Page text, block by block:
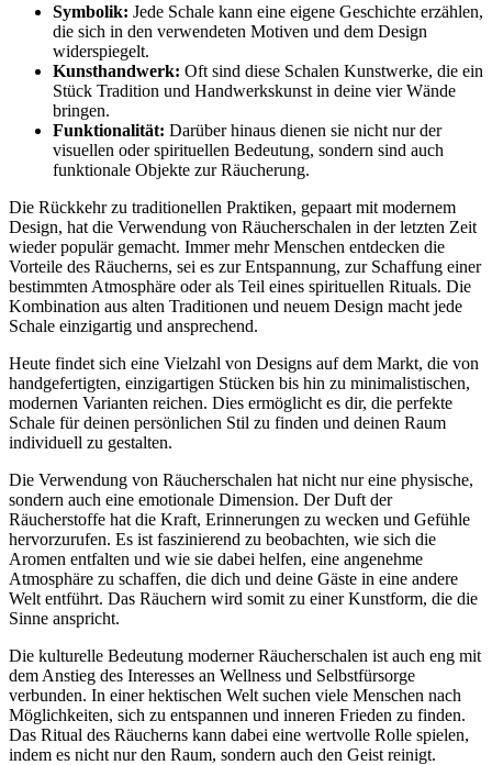
Symbolik: Jede Schale kann eine eigene Geschichte erzählen,
die sich in den verwendeten Motiven und dem Design
widerspiegelt.
Kunsthandwerk: Oft sind diese Schalen Kunstwerke, die ein
Stück Tradition und Handwerkskunst in deine vier Wände
bringen.
Funktionalität: Darüber hinaus dienen sie nicht nur der
visuellen oder spirituellen Bedeutung, sondern sind auch
funktionale Objekte zur Räucherung.
Die Rückkehr zu traditionellen Praktiken, gepaart mit modernem
Design, hat die Verwendung von Räucherschalen in der letzten Zeit
wieder populär gemacht. Immer mehr Menschen entdecken die
Vorteile des Räucherns, sei es zur Entspannung, zur Schaffung einer
bestimmten Atmosphäre oder als Teil eines spirituellen Rituals. Die
Kombination aus alten Traditionen und neuem Design macht jede
Schale einzigartig und ansprechend.
Heute findet sich eine Vielzahl von Designs auf dem Markt, die von
handgefertigten, einzigartigen Stücken bis hin zu minimalistischen,
modernen Varianten reichen. Dies ermöglicht es dir, die perfekte
Schale für deinen persönlichen Stil zu finden und deinen Raum
individuell zu gestalten.
Die Verwendung von Räucherschalen hat nicht nur eine physische,
sondern auch eine emotionale Dimension. Der Duft der
Räucherstoffe hat die Kraft, Erinnerungen zu wecken und Gefühle
hervorzurufen. Es ist faszinierend zu beobachten, wie sich die
Aromen entfalten und wie sie dabei helfen, eine angenehme
Atmosphäre zu schaffen, die dich und deine Gäste in eine andere
Welt entführt. Das Räuchern wird somit zu einer Kunstform, die die
Sinne anspricht.
Die kulturelle Bedeutung moderner Räucherschalen ist auch eng mit
dem Anstieg des Interesses an Wellness und Selbstfürsorge
verbunden. In einer hektischen Welt suchen viele Menschen nach
Möglichkeiten, sich zu entspannen und inneren Frieden zu finden.
Das Ritual des Räucherns kann dabei eine wertvolle Rolle spielen,
indem es nicht nur den Raum, sondern auch den Geist reinigt.